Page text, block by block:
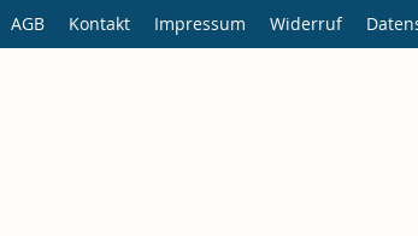
AGB Kontakt Impressum Widerruf